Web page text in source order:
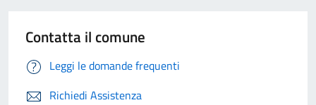
Contatta il comune
Leggi le domande frequenti
Richiedi Assistenza